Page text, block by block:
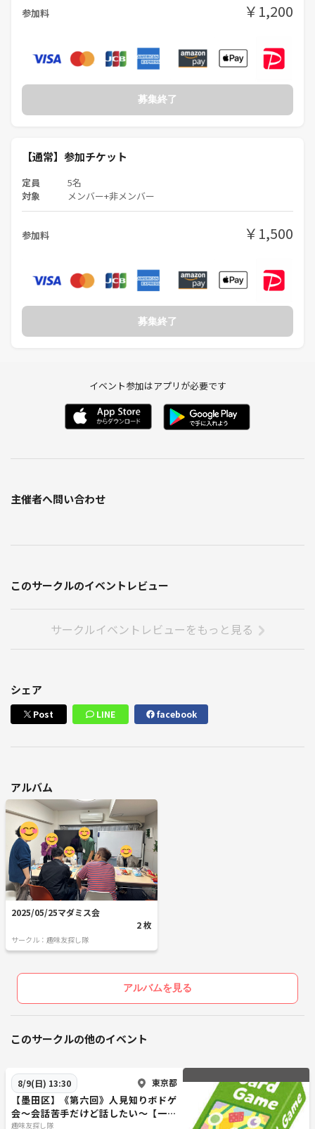
参加料 ￥1,200
募集終了
【通常】参加チケット
定員 5名
対象 メンバー+非メンバー
参加料 ￥1,500
募集終了
イベント参加はアプリが必要です
主催者へ問い合わせ
このサークルのイベントレビュー
サークルイベントレビューをもっと見る
シェア
Post LINE facebook
アルバム
2025/05/25マダミス会
2 枚
サークル：趣味友探し隊
アルバムを見る
このサークルの他のイベント
8/9(日) 13:30 東京都
【墨田区】《第六回》人見知りボドゲ
会～会話苦手だけど話したい～【一人
趣味友探し隊